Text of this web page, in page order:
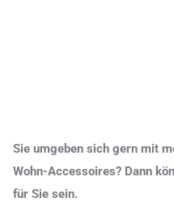
Sie umgeben sich gern mit
Wohn-Accessoires? Dann
für Sie sein.